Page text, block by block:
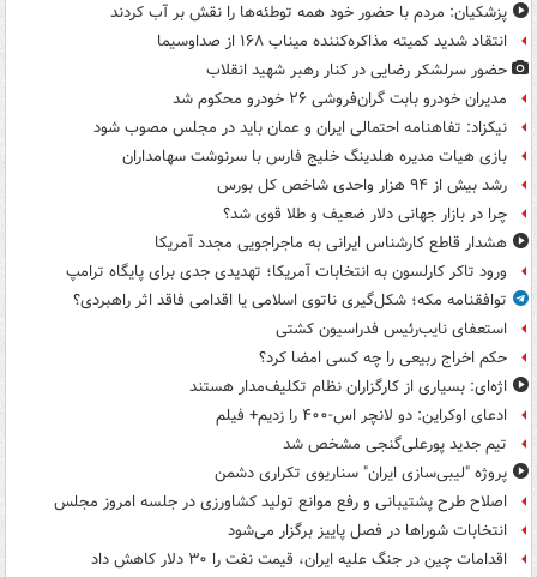
پزشکیان: مردم با حضور خود همه توطئه‌ها را نقش بر آب کردند
انتقاد شدید کمیته مذاکره‌کننده میناب ۱۶۸ از صداوسیما
حضور سرلشکر رضایی در کنار رهبر شهید انقلاب
مدیران خودرو بابت گران‌فروشی ۲۶ خودرو محکوم شد
نیکزاد: تفاهنامه احتمالی ایران و عمان باید در مجلس مصوب شود
بازی هیات مدیره هلدینگ خلیج فارس با سرنوشت سهامداران
رشد بیش از ۹۴ هزار واحدی شاخص کل بورس
چرا در بازار جهانی دلار ضعیف و طلا قوی شد؟
هشدار قاطع کارشناس ایرانی به ماجراجویی مجدد آمریکا
ورود تاکر کارلسون به انتخابات آمریکا؛ تهدیدی جدی برای پایگاه ترامپ
توافقنامه مکه؛ شکل‌گیری ناتوی اسلامی یا اقدامی فاقد اثر راهبردی؟
استعفای نایب‌رئیس فدراسیون کشتی
حکم اخراج ربیعی را چه کسی امضا کرد؟
اژه‌ای: بسیاری از کارگزاران نظام تکلیف‌مدار هستند
ادعای اوکراین: دو لانچر اس-۴۰۰ را زدیم+ فیلم
تیم جدید پورعلی‌گنجی مشخص شد
پروژه "لیبی‌سازی ایران" سناریوی تکراری دشمن
اصلاح طرح پشتیبانی و رفع موانع تولید کشاورزی در جلسه امروز مجلس
انتخابات شوراها در فصل پاییز برگزار می‌شود
اقدامات چین در جنگ علیه ایران، قیمت نفت را ۳۰ دلار کاهش داد